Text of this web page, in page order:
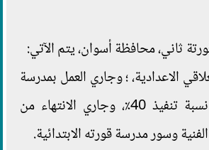
ثاني، محافظة أسوان، يتم الآتي:
الاعدادية، ؛ وجاري العمل بمدرسة
مرواو الابتدائية، نسبة تنفيذ 40٪، وجاري الانتهاء من
وسور مدرسة قورته الابتدائية.